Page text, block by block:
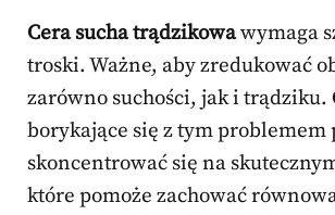
Cera sucha trądzikowawymaga
troski. Ważne, aby zredukować
zarówno suchości, jak i trądziku.
borykające się z tym
skoncentrować się na
które pomoże zachować